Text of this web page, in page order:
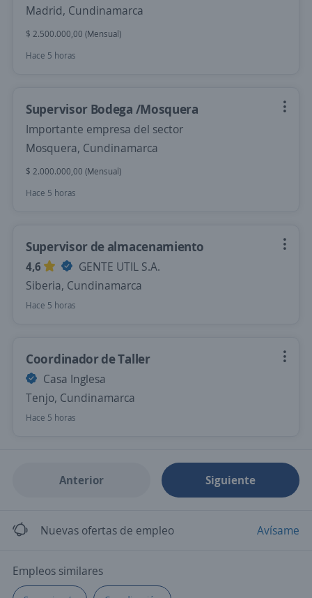
Madrid, Cundinamarca
$ 2.500.000,00 (Mensual)
Hace 5 horas
Supervisor Bodega /Mosquera
Importante empresa del sector
Mosquera, Cundinamarca
$ 2.000.000,00 (Mensual)
Hace 5 horas
Supervisor de almacenamiento
4,6
GENTE UTIL S.A.
Siberia, Cundinamarca
Hace 5 horas
Coordinador de Taller
Casa Inglesa
Tenjo, Cundinamarca
Hace 5 horas
Anterior Siguiente
Nuevas ofertas de empleo Avísame
Empleos similares